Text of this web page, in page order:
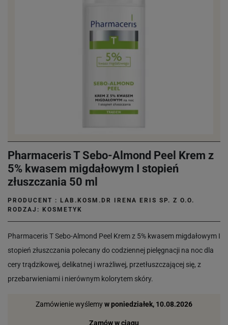
Pharmaceris T Sebo-Almond Peel Krem z
5% kwasem migdałowym I stopień
złuszczania 50 ml
PRODUCENT :
LAB.KOSM.DR IRENA ERIS SP. Z O.O.
RODZAJ: KOSMETYK
Pharmaceris T Sebo-Almond Peel Krem z 5% kwasem migdałowym I
stopień złuszczania polecany do codziennej pielęgnacji na noc dla
cery trądzikowej, delikatnej i wrażliwej, przetłuszczającej się, z
przebarwieniami i nierównym kolorytem skóry.
Zamówienie wyślemyw poniedziałek, 10.08.2026
Zamów w ciągu